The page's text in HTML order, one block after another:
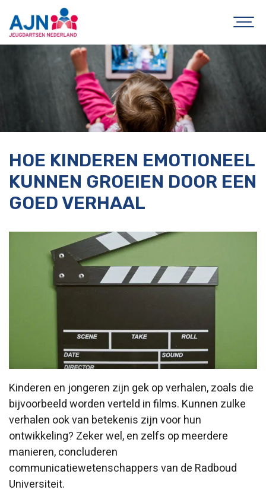
HOE KINDEREN EMOTIONEEL
KUNNEN GROEIEN DOOR EEN
GOED VERHAAL
Kinderen en jongeren zijn gek op verhalen, zoals die
bijvoorbeeld worden verteld in films. Kunnen zulke
verhalen ook van betekenis zijn voor hun
ontwikkeling? Zeker wel, en zelfs op meerdere
manieren, concluderen
communicatiewetenschappers van de Radboud
Universiteit.